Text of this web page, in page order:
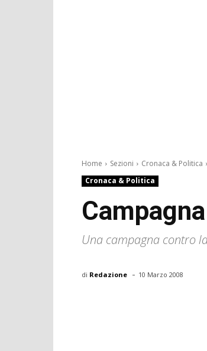
Home Sezioni Cronaca & Politica
Cronaca & Politica
Una campagna contro
di Redazione - 10 Marzo 2008